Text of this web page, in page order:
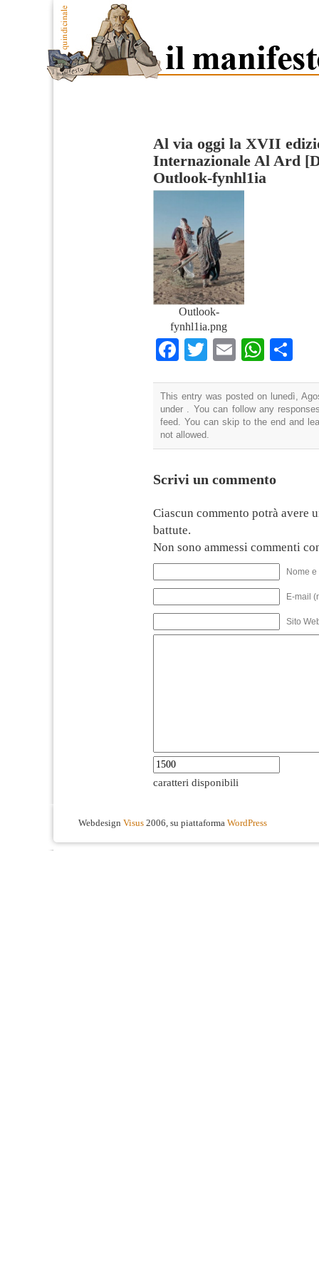
Al via oggi la XVII
Internazionale Al Ard
Outlook-fynhl1ia
Outlook-
fynhl1ia.png
Facebook
TwitterEmail
This entry was posted on lunedì,
under . You can follow any
feed. You can skip to the end and
not allowed.
Scrivi un commento
Ciascun commento potrà avere
battute.
Non sono ammessi commenti
Nome
E-mail
Sito
caratteri disponibili
Webdesign Visus 2006, su piattaforma WordPress